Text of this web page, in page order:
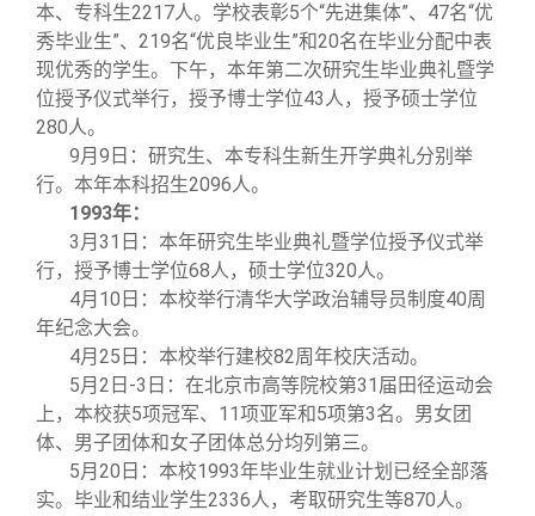
本、专科生2217人。学校表彰5个“先进集体”、47名“优
秀毕业生”、219名“优良毕业生”和20名在毕业分配中表
现优秀的学生。下午，本年第二次研究生毕业典礼暨学
位授予仪式举行，授予博士学位43人，授予硕士学位
280人。
9月9日：研究生、本专科生新生开学典礼分别举
行。本年本科招生2096人。
1993年：
3月31日：本年研究生毕业典礼暨学位授予仪式举
行，授予博士学位68人，硕士学位320人。
4月10日：本校举行清华大学政治辅导员制度40周
年纪念大会。
4月25日：本校举行建校82周年校庆活动。
5月2日-3日：在北京市高等院校第31届田径运动会
上，本校获5项冠军、11项亚军和5项第3名。男女团
体、男子团体和女子团体总分均列第三。
5月20日：本校1993年毕业生就业计划已经全部落
实。毕业和结业学生2336人，考取研究生等870人。